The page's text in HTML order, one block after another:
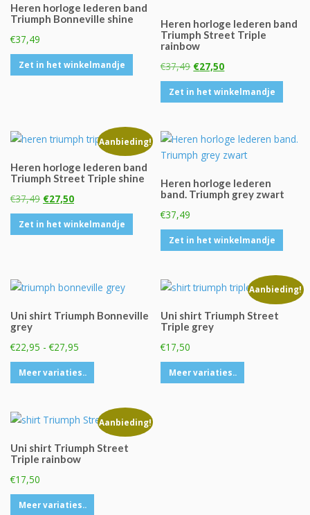
Heren horloge lederen band
Triumph Bonneville shine
€37,49
Zet in het winkelmandje
Heren horloge lederen band
Triumph Street Triple
rainbow
€37,49 Oorspronkelijke
prijs
was:
€27,50Huidige
prijs
is:
Zet in het winkelmandje
Aanbieding!
Heren horloge lederen band
Triumph Street Triple shine
€37,49 Oorspronkelijke
prijs
was:
€27,50Huidige
prijs
is:
Zet in het winkelmandje
Heren horloge lederen
band. Triumph grey zwart
€37,49
Zet in het winkelmandje
Uni shirt Triumph Bonneville
grey
€22,95 - €27,95
€22,95
tot
Meer variaties..
product
meerdere
variaties.
Deze
gekozen
Aanbieding!
Uni shirt Triumph Street
Triple grey
€17,50
Meer variaties..
product
Aanbieding!
Uni shirt Triumph Street
Triple rainbow
€17,50
Meer variaties..